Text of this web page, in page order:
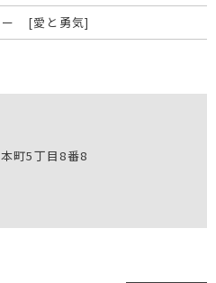
ー [愛と勇気]
町5丁目8番8